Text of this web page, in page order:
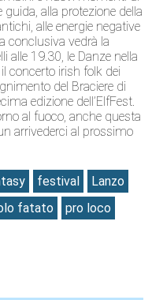
alla protezione della
alle energie negative
conclusiva vedrà la
alle 19.30, le Danze nella
concerto irish folk dei
del Braciere di
edizione dell’ElfFest.
al fuoco, anche questa
arrivederci al prossimo
festival
Lanzo
fatato
pro loco